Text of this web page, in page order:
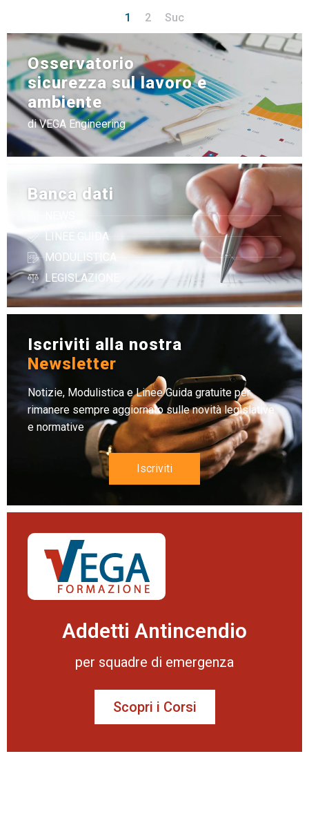
1 2 Suc
Banca dati
LINEE GUIDA
MODULISTICA
LEGISLAZIONE
Osservatorio
sicurezza sul lavoro e
ambiente
di VEGA Engineering
Iscriviti alla nostra
Newsletter
Notizie, Modulistica e Linee Guida gratuite per
rimanere sempre aggiornato sulle novità legislative
e normative
Iscriviti
Addetti Antincendio
per squadre di emergenza
Scopri i Corsi